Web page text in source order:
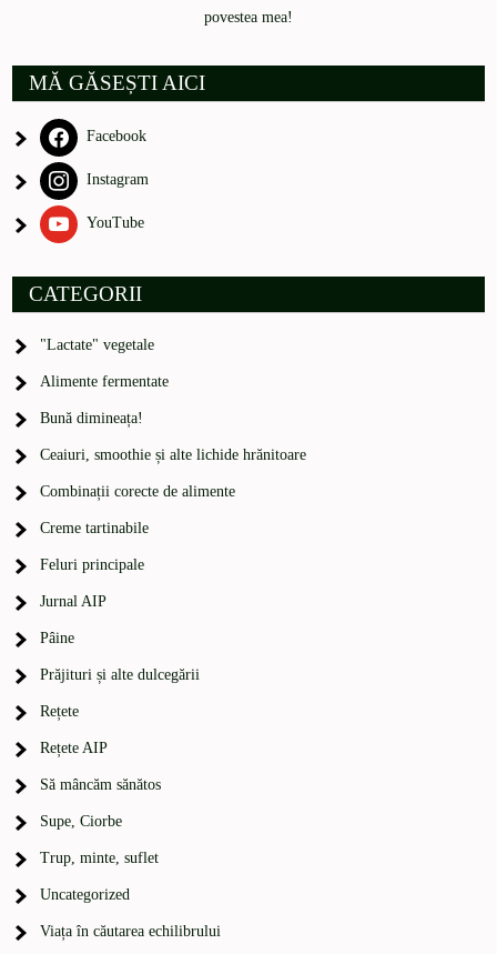
povestea mea!
MĂ GĂSEȘTI AICI
Facebook
Instagram
YouTube
CATEGORII
"Lactate" vegetale
Alimente fermentate
Bună dimineața!
Ceaiuri, smoothie și alte lichide hrănitoare
Combinații corecte de alimente
Creme tartinabile
Feluri principale
Jurnal AIP
Pâine
Prăjituri și alte dulcegării
Rețete
Rețete AIP
Să mâncăm sănătos
Supe, Ciorbe
Trup, minte, suflet
Uncategorized
Viața în căutarea echilibrului